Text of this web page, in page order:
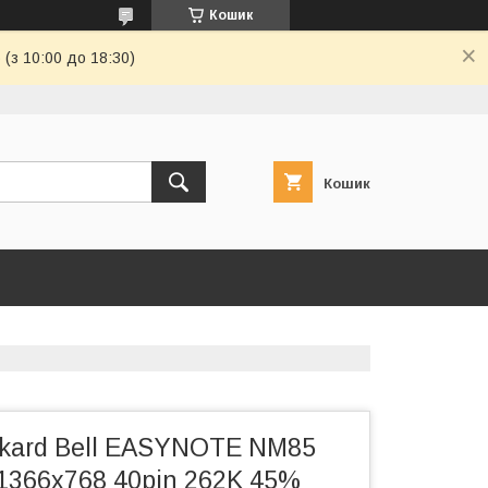
Кошик
(з 10:00 до 18:30)
Кошик
Bell EASYNOTE NM85
40pin 262K 45%